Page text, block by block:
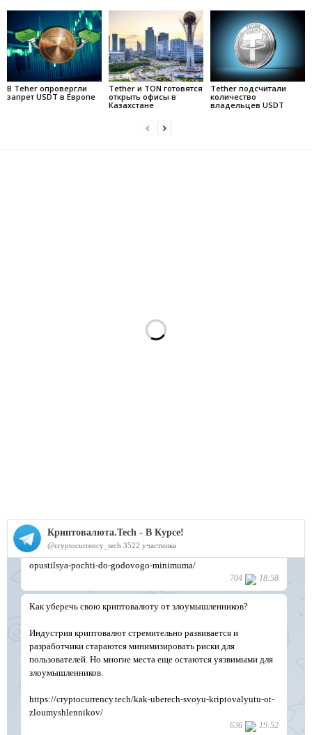
В Teher опровергли
запрет USDT в Европе
Tether и TON готовятся
открыть офисы в
Казахстане
Tether подсчитали
количество
владельцев USDT